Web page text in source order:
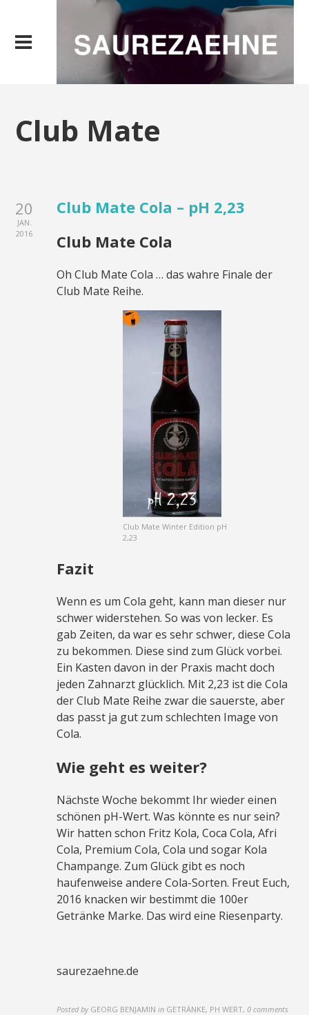
Club Mate
20
JAN.
2016
Club Mate Cola – pH 2,23
Club Mate Cola
Oh Club Mate Cola … das wahre Finale der
Club Mate Reihe.
Club Mate Winter Edition pH
2,23
Fazit
Wenn es um Cola geht, kann man dieser nur
schwer widerstehen. So was von lecker. Es
gab Zeiten, da war es sehr schwer, diese Cola
zu bekommen. Diese sind zum Glück vorbei.
Ein Kasten davon in der Praxis macht doch
jeden Zahnarzt glücklich. Mit 2,23 ist die Cola
der Club Mate Reihe zwar die sauerste, aber
das passt ja gut zum schlechten Image von
Cola.
Wie geht es weiter?
Nächste Woche bekommt Ihr wieder einen
schönen pH-Wert. Was könnte es nur sein?
Wir hatten schon Fritz Kola, Coca Cola, Afri
Cola, Premium Cola, Cola und sogar Kola
Champange. Zum Glück gibt es noch
haufenweise andere Cola-Sorten. Freut Euch,
2016 knacken wir bestimmt die 100er
Getränke Marke. Das wird eine Riesenparty.
saurezaehne.de
Posted by GEORG BENJAMIN in GETRÄNKE, PH WERT,0 comments